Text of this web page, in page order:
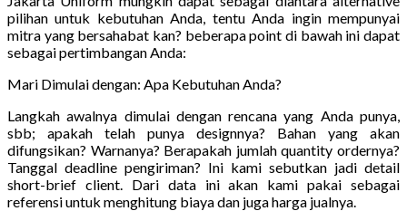
pilihan untuk kebutuhan Anda, tentu Anda ingin mempunyai
mitra yang bersahabat kan? beberapa point di bawah ini dapat
sebagai pertimbangan Anda:
Mari Dimulai dengan: Apa Kebutuhan Anda?
Langkah awalnya dimulai dengan rencana yang Anda punya,
sbb; apakah telah punya designnya? Bahan yang akan
difungsikan? Warnanya? Berapakah jumlah quantity ordernya?
Tanggal deadline pengiriman? Ini kami sebutkan jadi detail
short-brief client. Dari data ini akan kami pakai sebagai
referensi untuk menghitung biaya dan juga harga jualnya.